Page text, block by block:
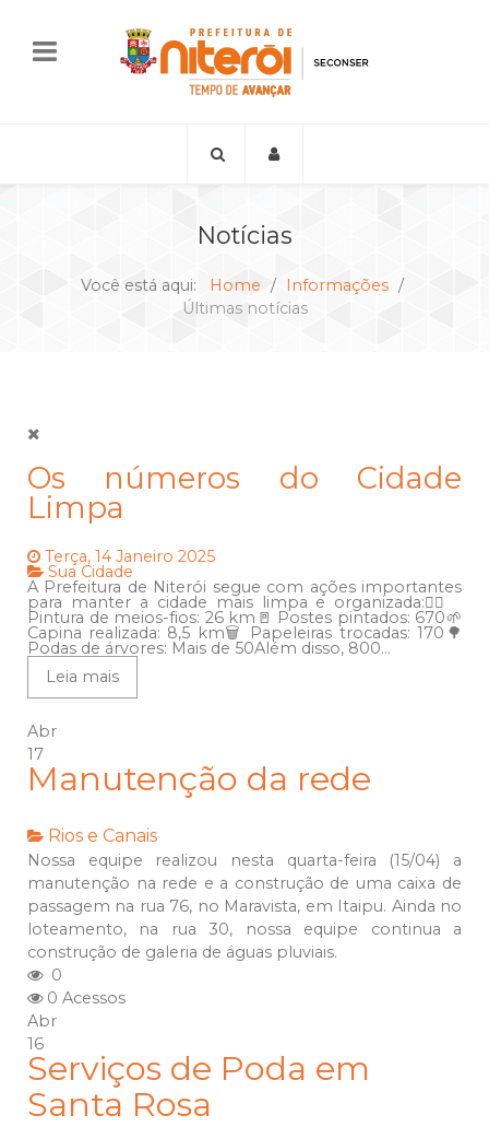
Notícias
Você está aqui: Home
Informações
Últimas notícias
Os números do Cidade
Limpa
Terça, 14 Janeiro 2025
Sua Cidade
A Prefeitura de Niterói segue com ações importantes
para manter a cidade mais limpa e organizada:🚶‍♂️
Pintura de meios-fios: 26 km🚪 Postes pintados: 670🌱
Capina realizada: 8,5 km🗑️ Papeleiras trocadas: 170🌳
Podas de árvores: Mais de 50Além disso, 800...
Leia mais
Abr
17
Manutenção da rede
Rios e Canais
Nossa equipe realizou nesta quarta-feira (15/04) a
manutenção na rede e a construção de uma caixa de
passagem na rua 76, no Maravista, em Itaipu. Ainda no
loteamento, na rua 30, nossa equipe continua a
construção de galeria de águas pluviais.
0
0 Acessos
Abr
16
Serviços de Poda em
Santa Rosa